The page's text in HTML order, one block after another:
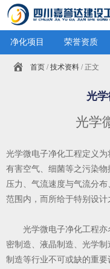
净化项目 荣誉资质
首页 /技术资料 / 正文
光
光学
光学微电子净化工程定义为
有害空气、细菌等之污染
压力、气流速度与气流分
范围内，而所给于特别设计
光学微电子净化工程亦
密制造、液晶制造、光学
制造等行业不可或缺的重要